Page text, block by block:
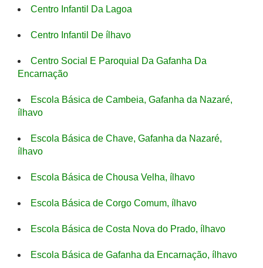
Centro Infantil Da Lagoa
Centro Infantil De ílhavo
Centro Social E Paroquial Da Gafanha Da
Encarnação
Escola Básica de Cambeia, Gafanha da Nazaré,
ílhavo
Escola Básica de Chave, Gafanha da Nazaré,
ílhavo
Escola Básica de Chousa Velha, ílhavo
Escola Básica de Corgo Comum, ílhavo
Escola Básica de Costa Nova do Prado, ílhavo
Escola Básica de Gafanha da Encarnação, ílhavo